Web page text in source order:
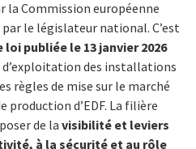
la Commission européenne
le législateur national. C’est
publiée le 13 janvier 2026
des installations
règles de mise sur le marché
production d’EDF. La filière
de la visibilité et leviers
à la sécurité et au rôle